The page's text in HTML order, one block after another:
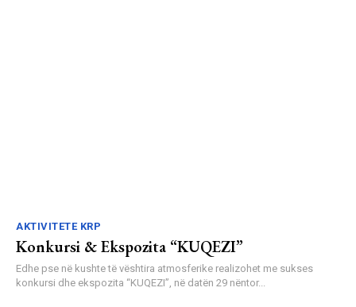
AKTIVITETE KRP
Konkursi & Ekspozita “KUQEZI”
Edhe pse në kushte të vështira atmosferike realizohet me sukses
konkursi dhe ekspozita “KUQEZI”, në datën 29 nëntor...